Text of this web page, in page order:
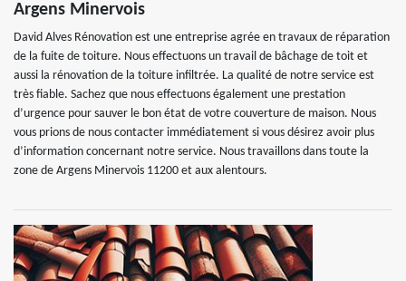
Argens Minervois
David Alves Rénovation est une entreprise agrée en travaux de réparation
de la fuite de toiture. Nous effectuons un travail de bâchage de toit et
aussi la rénovation de la toiture infiltrée. La qualité de notre service est
très fiable. Sachez que nous effectuons également une prestation
d’urgence pour sauver le bon état de votre couverture de maison. Nous
vous prions de nous contacter immédiatement si vous désirez avoir plus
d’information concernant notre service. Nous travaillons dans toute la
zone de Argens Minervois 11200 et aux alentours.